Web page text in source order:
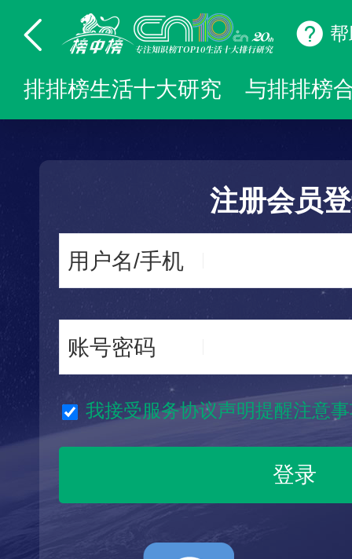
排排榜生活十大研究 与排排榜
注册会员
用户名/手机
账号密码
我接受服务协议声明提醒注意